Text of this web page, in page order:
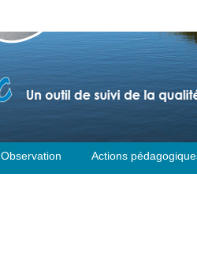
Observation Actions